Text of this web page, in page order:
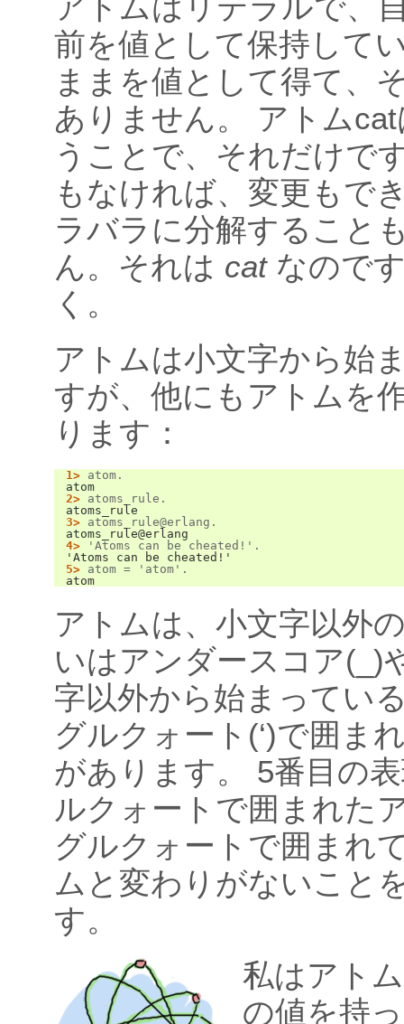
前を値として保持して
ままを値として得て、
ありません。 アトムcat
うことで、それだけで
もなければ、変更もで
ラバラに分解すること
ん。それは catなので
く。
アトムは小文字から始
すが、他にもアトムを
ります：
1> atom .
atom
2> atoms_rule .
atoms_rule
3> atoms_rule@erlang .
atoms_rule@erlang
4>
'Atoms can be cheated!' .
'Atoms can be cheated!'
5> atom = 'atom' .
atom
アトムは、小文字以外
いはアンダースコア(_)
字以外から始まってい
グルクォート(‘)で囲ま
があります。 5番目の
ルクォートで囲まれた
グルクォートで囲まれ
ムと変わりがないこと
す。
私はアト
の値を持